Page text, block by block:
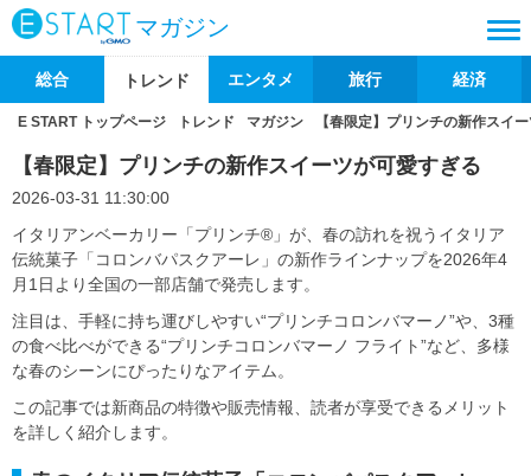
マガジン
総合 トレンド エンタメ 旅行 経済
E START トップページ トレンド マガジン 【春限定】プリンチの新作スイ
【春限定】プリンチの新作スイーツが可愛すぎる
2026-03-31 11:30:00
イタリアンベーカリー「プリンチ®」が、春の訪れを祝うイタリア
伝統菓子「コロンバパスクアーレ」の新作ラインナップを2026年4
月1日より全国の一部店舗で発売します。
注目は、手軽に持ち運びしやすい“プリンチコロンバマーノ”や、3種
の食べ比べができる“プリンチコロンバマーノ フライト”など、多様
な春のシーンにぴったりなアイテム。
この記事では新商品の特徴や販売情報、読者が享受できるメリット
を詳しく紹介します。